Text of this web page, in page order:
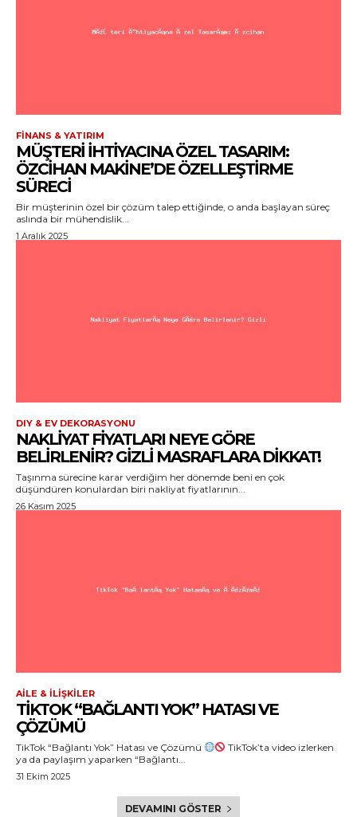
FINANS & YATIRIM
MÜŞTERI İHTIYACINA ÖZEL TASARIM:
ÖZCIHAN MAKINE’DE ÖZELLEŞTIRME
SÜRECI
Bir müşterinin özel bir çözüm talep ettiğinde, o anda başlayan süreç
aslında bir mühendislik...
1 Aralık 2025
DIY & EV DEKORASYONU
NAKLIYAT FIYATLARI NEYE GÖRE
BELIRLENIR? GIZLI MASRAFLARA DIKKAT!
Taşınma sürecine karar verdiğim her dönemde beni en çok
düşündüren konulardan biri nakliyat fiyatlarının...
26 Kasım 2025
AILE & İLIŞKILER
TIKTOK “BAĞLANTI YOK” HATASI VE
ÇÖZÜMÜ
TikTok “Bağlantı Yok” Hatası ve Çözümü
TikTok’ta video izlerken
ya da paylaşım yaparken “Bağlantı...
31 Ekim 2025
DEVAMINI GÖSTER